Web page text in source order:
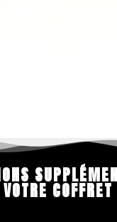
VOTRE COFFRET